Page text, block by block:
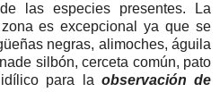
las especies presentes. La
es excepcional ya que se
negras, alimoches, águila
silbón, cerceta común, pato
para la observación de